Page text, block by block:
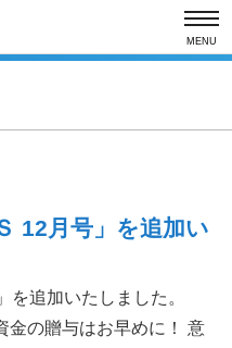
MENU
12月号」を追加い
を追加いたしました。
金の贈与はお早めに！ 意